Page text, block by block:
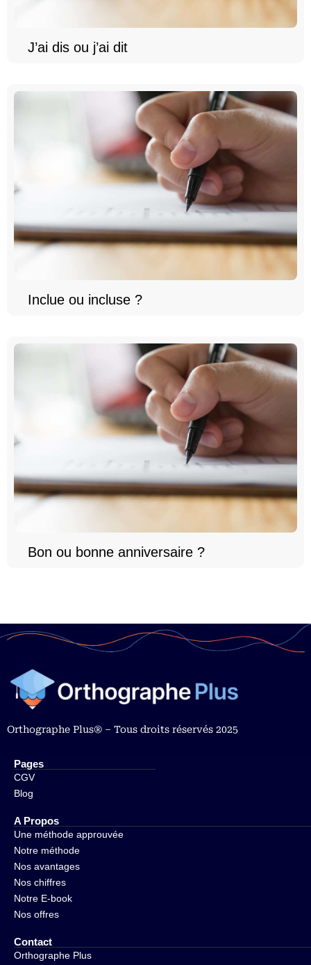
J’ai dis ou j’ai dit
Inclue ou incluse ?
Bon ou bonne anniversaire ?
Orthographe Plus® – Tous droits réservés 2025
Pages
CGV
Blog
A Propos
Une méthode approuvée
Notre méthode
Nos avantages
Nos chiffres
Notre E-book
Nos offres
Contact
Orthographe Plus